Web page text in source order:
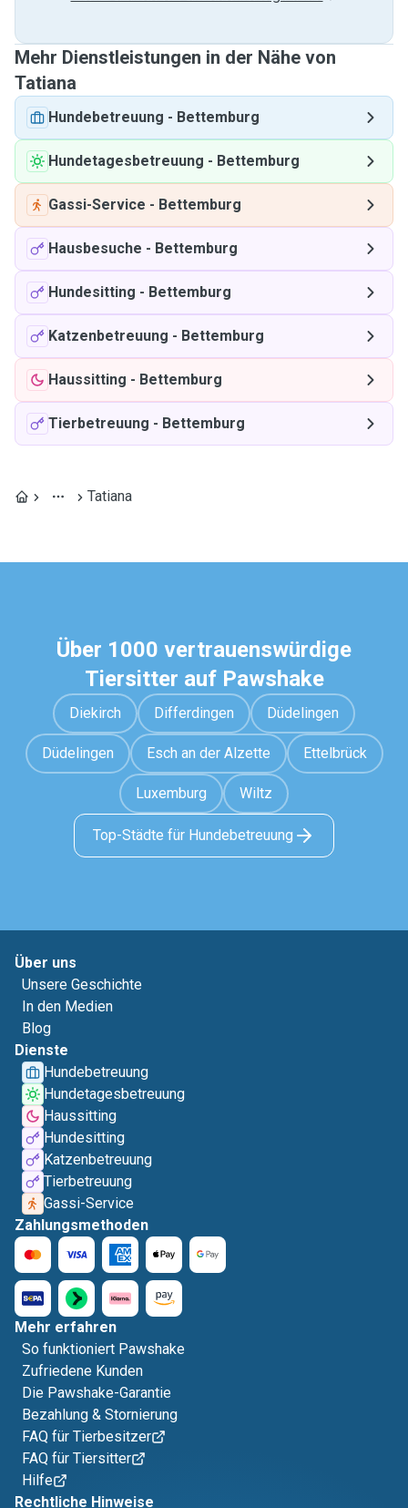
Mehr Dienstleistungen in der Nähe von
Tatiana
Hundebetreuung - Bettemburg
Hundetagesbetreuung - Bettemburg
Gassi-Service - Bettemburg
Hausbesuche - Bettemburg
Hundesitting - Bettemburg
Katzenbetreuung - Bettemburg
Haussitting - Bettemburg
Tierbetreuung - Bettemburg
Tatiana
Über 1000 vertrauenswürdige
Tiersitter auf Pawshake
Diekirch Differdingen Düdelingen
Düdelingen Esch an der Alzette Ettelbrück
Luxemburg Wiltz
Top-Städte für Hundebetreuung
Über uns
Unsere Geschichte
In den Medien
Blog
Dienste
Hundebetreuung
Hundetagesbetreuung
Haussitting
Hundesitting
Katzenbetreuung
Tierbetreuung
Gassi-Service
Zahlungsmethoden
Mehr erfahren
So funktioniert Pawshake
Zufriedene Kunden
Die Pawshake-Garantie
Bezahlung & Stornierung
FAQ für Tierbesitzer
FAQ für Tiersitter
Hilfe
Rechtliche Hinweise